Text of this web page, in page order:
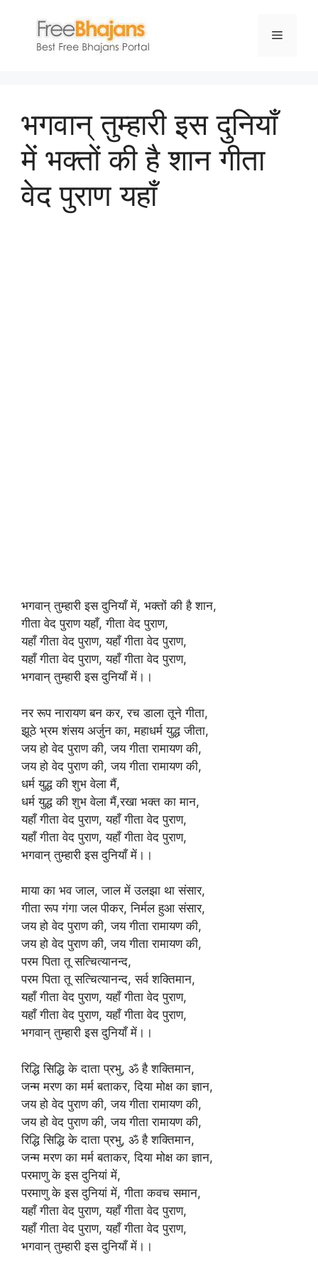
content
Menu
भगवान् तुम्हारी इस दुनियाँ
में भक्तों की है शान गीता
वेद पुराण यहाँ
भगवान् तुम्हारी इस दुनियाँ में, भक्तों की है शान,
गीता वेद पुराण यहाँ, गीता वेद पुराण,
यहाँ गीता वेद पुराण, यहाँ गीता वेद पुराण,
यहाँ गीता वेद पुराण, यहाँ गीता वेद पुराण,
भगवान् तुम्हारी इस दुनियाँ में।।
नर रूप नारायण बन कर, रच डाला तूने गीता,
झूठे भ्रम शंसय अर्जुन का, महाधर्म युद्ध जीता,
जय हो वेद पुराण की, जय गीता रामायण की,
जय हो वेद पुराण की, जय गीता रामायण की,
धर्म युद्ध की शुभ वेला मैं,
धर्म युद्ध की शुभ वेला मैं,रखा भक्त का मान,
यहाँ गीता वेद पुराण, यहाँ गीता वेद पुराण,
यहाँ गीता वेद पुराण, यहाँ गीता वेद पुराण,
भगवान् तुम्हारी इस दुनियाँ में।।
माया का भव जाल, जाल में उलझा था संसार,
गीता रूप गंगा जल पीकर, निर्मल हुआ संसार,
जय हो वेद पुराण की, जय गीता रामायण की,
जय हो वेद पुराण की, जय गीता रामायण की,
परम पिता तू सत्चित्यानन्द,
परम पिता तू सत्चित्यानन्द, सर्व शक्तिमान,
यहाँ गीता वेद पुराण, यहाँ गीता वेद पुराण,
यहाँ गीता वेद पुराण, यहाँ गीता वेद पुराण,
भगवान् तुम्हारी इस दुनियाँ में।।
रिद्धि सिद्धि के दाता प्रभु, ॐ है शक्तिमान,
जन्म मरण का मर्म बताकर, दिया मोक्ष का ज्ञान,
जय हो वेद पुराण की, जय गीता रामायण की,
जय हो वेद पुराण की, जय गीता रामायण की,
रिद्धि सिद्धि के दाता प्रभु, ॐ है शक्तिमान,
जन्म मरण का मर्म बताकर, दिया मोक्ष का ज्ञान,
परमाणु के इस दुनियां में,
परमाणु के इस दुनियां में, गीता कवच समान,
यहाँ गीता वेद पुराण, यहाँ गीता वेद पुराण,
यहाँ गीता वेद पुराण, यहाँ गीता वेद पुराण,
भगवान् तुम्हारी इस दुनियाँ में।।